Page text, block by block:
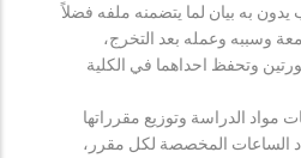
به بيان لما يتضمنه ملفه فضلاً
وسببه وعمله بعد التخرج،
وتحفظ احداهما في الكلية
مواد الدراسة وتوزيع مقرراتها
الساعات المخصصة لكل مقرر،